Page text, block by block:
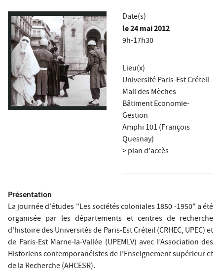
Date(s)
le24 mai 2012
9h-17h30
Lieu(x)
Université Paris-Est Créteil
Mail des Mèches
Bâtiment Economie-
Gestion
Amphi 101 (François
Quesnay)
> plan d'accès
Présentation
La journée d'études "Les sociétés coloniales 1850 -1950" a été
organisée par les départements et centres de recherche
d'histoire des Universités de Paris-Est Créteil (CRHEC, UPEC) et
de Paris-Est Marne-la-Vallée (UPEMLV) avec l’Association des
Historiens contemporanéistes de l’Enseignement supérieur et
de la Recherche (AHCESR).